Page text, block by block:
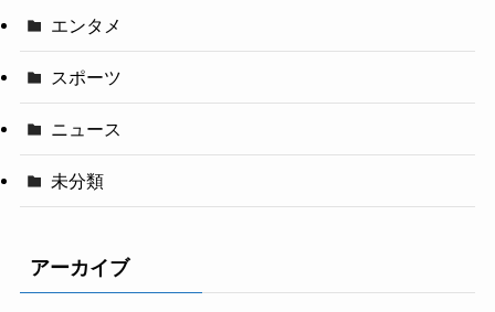
エンタメ
スポーツ
ニュース
未分類
アーカイブ